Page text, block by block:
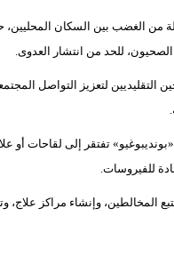
من الغضب بين السكان
للحد من انتشار العدوى.
التقليديين لتعزيز التواصل
تفتقر إلى لقاحات أو
للفيروسات.